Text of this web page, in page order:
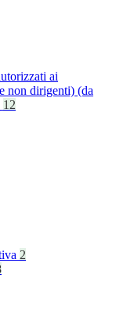
ai
non dirigenti) (da
12
2